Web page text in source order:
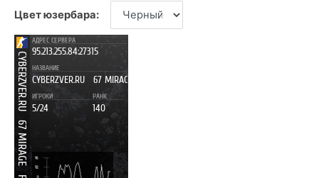
Цвет юзербара: